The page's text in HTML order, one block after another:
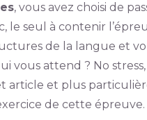
, vous avez choisi de
le seul à contenir
de la langue et
vous attend ? No
article et plus
de cette épreuve.